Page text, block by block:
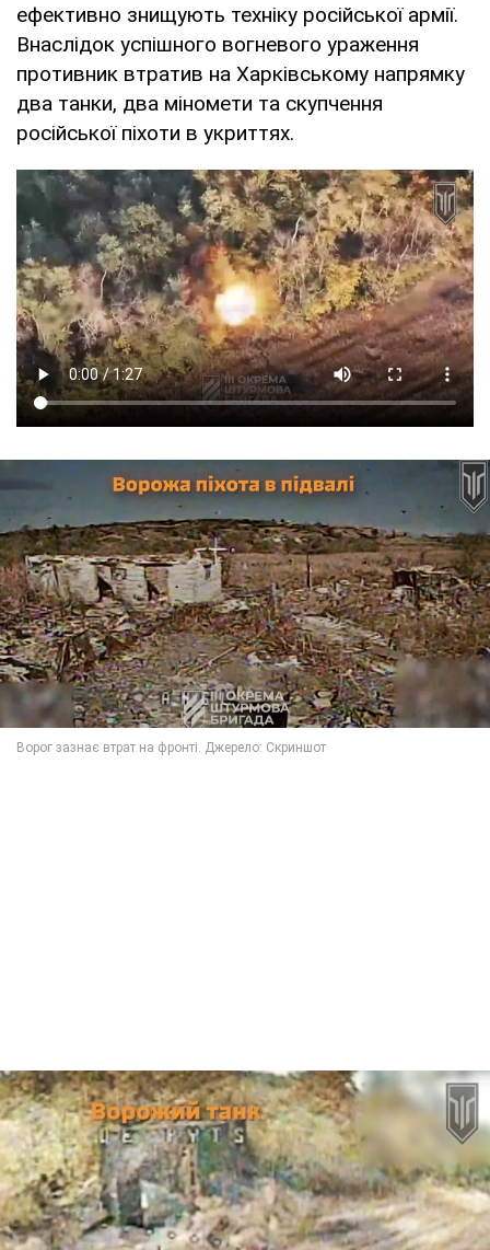
ефективно знищують техніку російської армії.
Внаслідок успішного вогневого ураження
противник втратив на Харківському напрямку
два танки, два міномети та скупчення
російської піхоти в укриттях.